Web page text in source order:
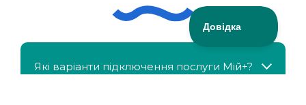
Які варіанти підключення послуги Мій+?